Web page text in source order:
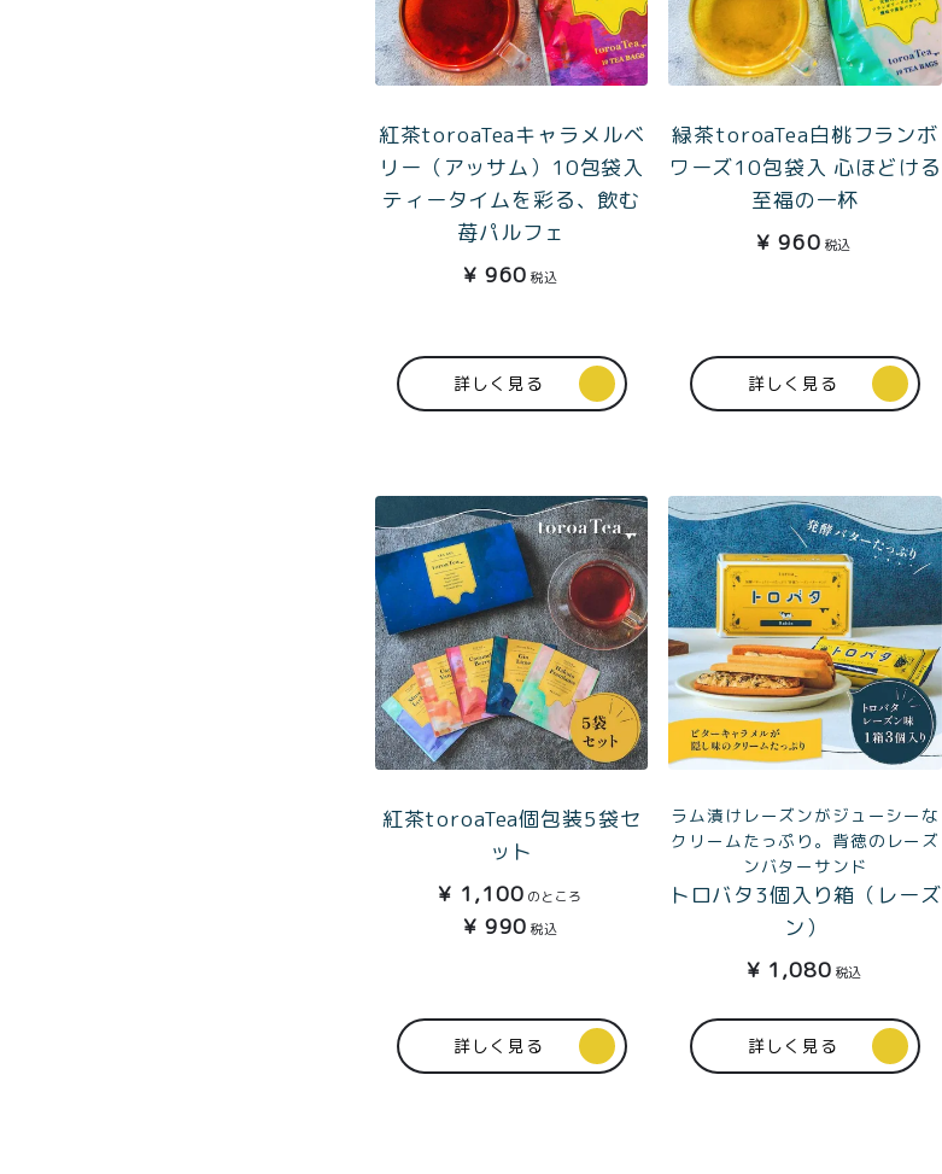
紅茶toroaTeaキャラメルベ
リー（アッサム）10包袋入
ティータイムを彩る、飲む
苺パルフェ
¥ 960 税込
詳しく見る
緑茶toroaTea白桃フランボ
ワーズ10包袋入 心ほどける
至福の一杯
¥ 960 税込
詳しく見る
紅茶toroaTea個包装5袋セ
ット
¥ 1,100 のところ
¥ 990 税込
詳しく見る
ラム漬けレーズンがジューシーな
クリームたっぷり。背徳のレーズ
ンバターサンド
トロバタ3個入り箱（レーズ
ン）
¥ 1,080 税込
詳しく見る